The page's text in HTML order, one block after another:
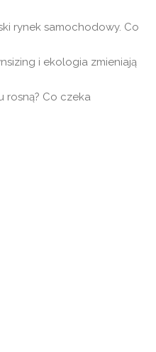
rynek samochodowy. Co
i ekologia zmieniają
rosną? Co czeka